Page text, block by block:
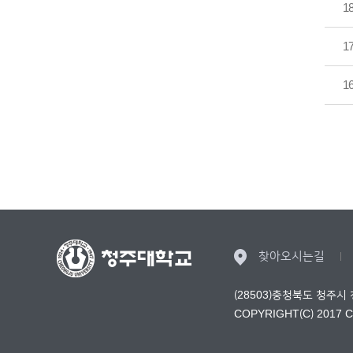
찾아오시는길
(28503)충청북도 청주시
COPYRIGHT(C) 2017